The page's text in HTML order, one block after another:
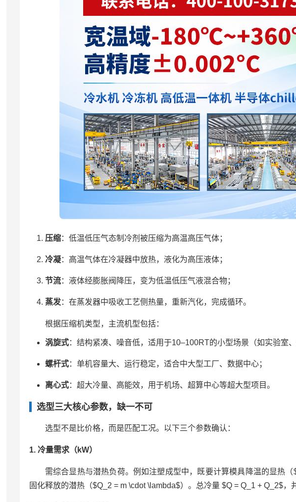
压缩：低温低压气态制冷剂被压缩为高温高压气体；
冷凝：高温气体在冷凝器中放热，液化为高压液体；
节流：液体经膨胀阀降压，变为低温低压气液混合物；
蒸发：在蒸发器中吸收工艺侧热量，重新汽化，完成循环。
根据压缩机类型，主流机型包括：
涡旋式：结构紧凑、噪音低，适用于10–100RT的小型场景（如实验室、
螺杆式：单机容量大、运行稳定，适合中大型工厂、数据中心；
离心式：超大冷量、高能效，用于机场、超算中心等超大型项目。
选型三大核心参数，缺一不可
选型不是比价格，而是匹配工况。以下三个参数确认：
1. 冷量需求（kW）
需综合显热与潜热负荷。例如注塑成型中，既要计算模具降温的显热
固化释放的潜热（$Q_2 = m \cdot \lambda$）。总冷量 $Q = Q_1 + Q_2$，